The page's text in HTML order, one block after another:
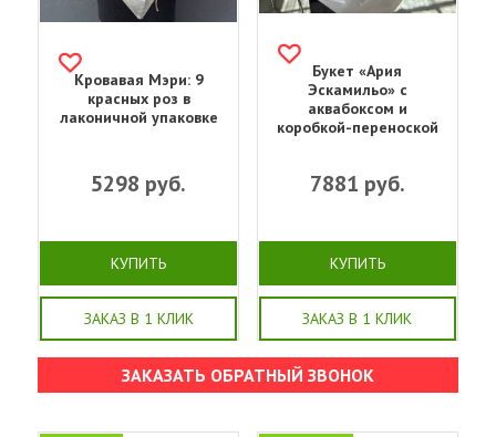
Кровавая Мэри: 9
красных роз в
лаконичной упаковке
5298 руб.
КУПИТЬ
ЗАКАЗ В 1 КЛИК
Букет «‎Ария
Эскамильо» с
аквабоксом и
коробкой-переноской
7881 руб.
КУПИТЬ
ЗАКАЗ В 1 КЛИК
ЗАКАЗАТЬ ОБРАТНЫЙ ЗВОНОК